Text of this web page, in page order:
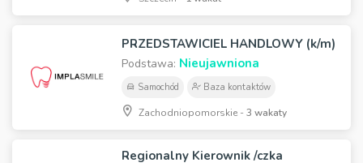
PRZEDSTAWICIEL HANDLOWY (k/m)
Podstawa: Nieujawniona
Samochód Baza kontaktów
Zachodniopomorskie -3 wakaty
Regionalny Kierownik /czka